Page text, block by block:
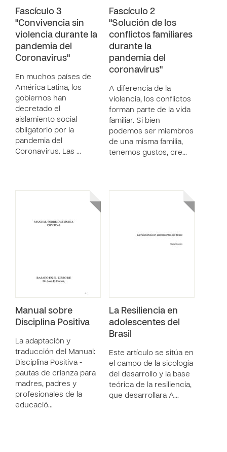
Fascículo 3
"Convivencia sin
violencia durante la
pandemia del
Coronavirus"
En muchos países de
América Latina, los
gobiernos han
decretado el
aislamiento social
obligatorio por la
pandemia del
Coronavirus. Las …
Fascículo 2
"Solución de los
conflictos familiares
durante la
pandemia del
coronavirus"
A diferencia de la
violencia, los conflictos
forman parte de la vida
familiar. Si bien
podemos ser miembros
de una misma familia,
tenemos gustos, cre…
Manual sobre
Disciplina Positiva
La adaptación y
traducción del Manual:
Disciplina Positiva -
pautas de crianza para
madres, padres y
profesionales de la
educació…
La Resiliencia en
adolescentes del
Brasil
Este artículo se sitúa en
el campo de la sicología
del desarrollo y la base
teórica de la resiliencia,
que desarrollara A…